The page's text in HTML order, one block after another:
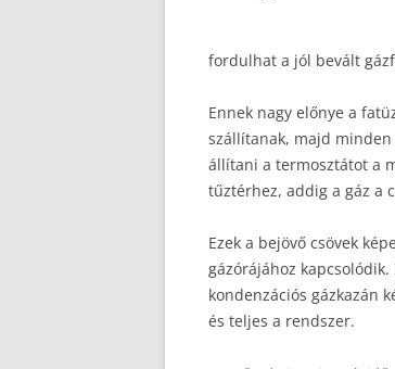
fordulhat a jól bevált
Ennek nagy előnye a
szállítanak, majd
állítani a termosztátot a
tűztérhez, addig a gáz a
Ezek a bejövő csövek
gázórájához
kondenzációs gázkazán
és teljes a rendszer.